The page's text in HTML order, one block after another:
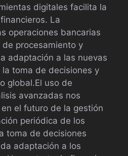
digitales facilita la
La
operaciones bancarias
procesamiento y
adaptación a las nuevas
toma de decisiones y
global.El uso de
avanzadas nos
en el futuro de la gestión
periódica de los
toma de decisiones
adaptación a los